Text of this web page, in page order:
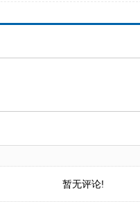
暂无评论!